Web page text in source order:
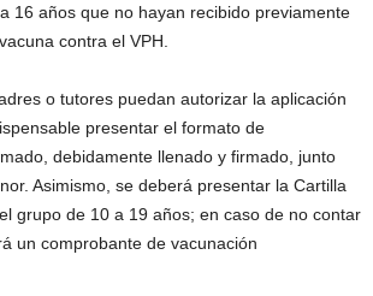
16 años que no hayan recibido previamente
contra el VPH.
o tutores puedan autorizar la aplicación
presentar el formato de
debidamente llenado y firmado, junto
Asimismo, se deberá presentar la Cartilla
grupo de 10 a 19 años; en caso de no contar
un comprobante de vacunación